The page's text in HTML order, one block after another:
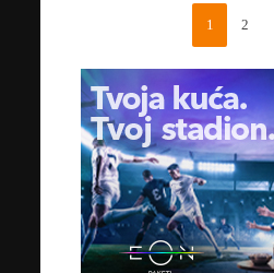
1 2